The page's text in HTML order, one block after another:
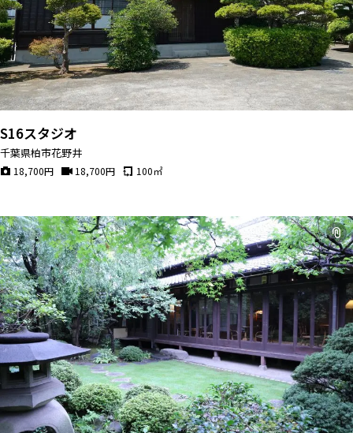
S16スタジオ
千葉県柏市花野井
18,700円 18,700円 100㎡